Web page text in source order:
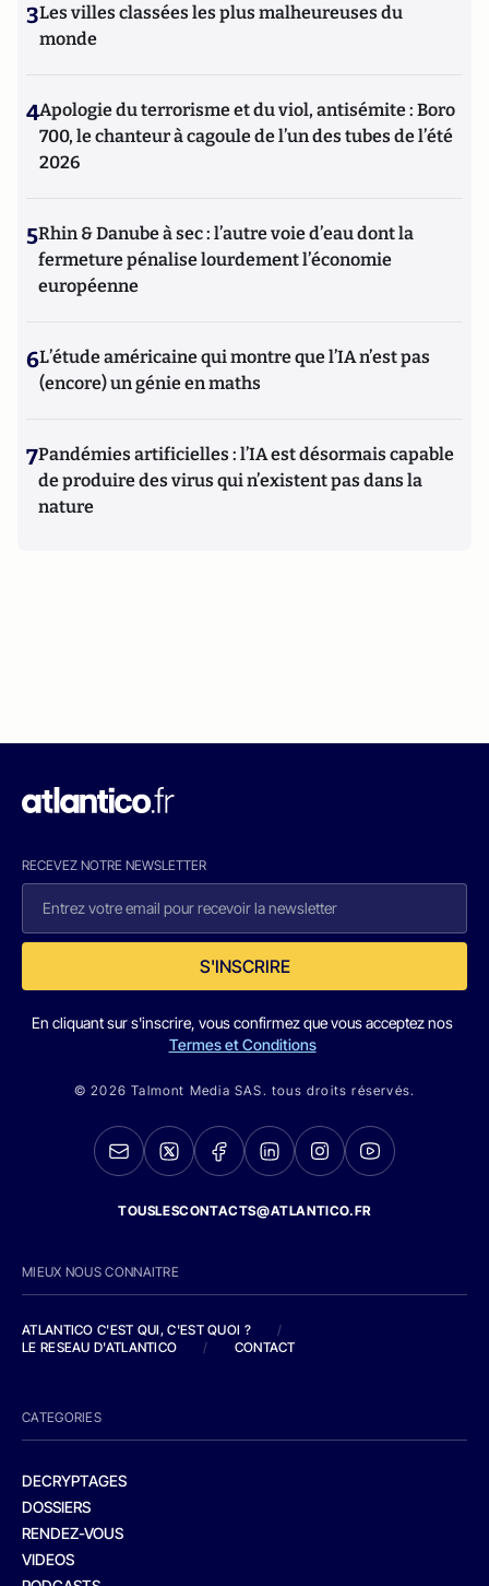
3Les villes classées les plus malheureuses du
monde
4Apologie du terrorisme et du viol, antisémite : Boro
700, le chanteur à cagoule de l’un des tubes de l’été
2026
5Rhin & Danube à sec : l’autre voie d’eau dont la
fermeture pénalise lourdement l’économie
européenne
6L’étude américaine qui montre que l’IA n’est pas
(encore) un génie en maths
7Pandémies artificielles : l’IA est désormais capable
de produire des virus qui n’existent pas dans la
nature
RECEVEZ NOTRE NEWSLETTER
S'INSCRIRE
En cliquant sur s'inscrire, vous confirmez que vous acceptez nos
Termes et Conditions
© 2026 Talmont Media SAS. tous droits réservés.
TOUSLESCONTACTS@ATLANTICO.FR
MIEUX NOUS CONNAITRE
ATLANTICO C'EST QUI, C'EST QUOI ?
/
LE RESEAU D'ATLANTICO
/ CONTACT
CATEGORIES
DECRYPTAGES
DOSSIERS
RENDEZ-VOUS
VIDEOS